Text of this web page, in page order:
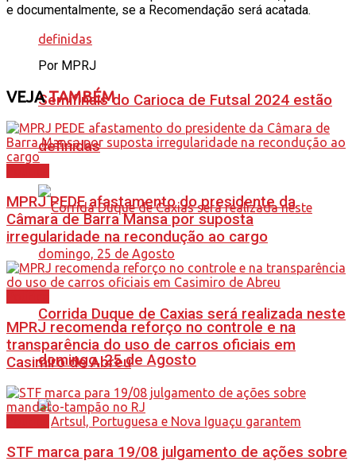
Semifinais do Carioca de Futsal 2024 estão
definidas
Corrida Duque de Caxias será realizada neste
domingo, 25 de Agosto
e documentalmente, se a Recomendação será acatada.
Por MPRJ
VEJATAMBÉM
MPRJ PEDE afastamento do presidente da
Câmara de Barra Mansa por suposta
irregularidade na recondução ao cargo
MPRJ recomenda reforço no controle e na
transparência do uso de carros oficiais em
Casimiro de Abreu
STF marca para 19/08 julgamento de ações sobre